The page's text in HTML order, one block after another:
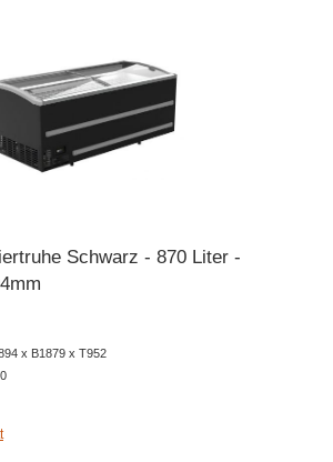
Schwarz - 870 Liter -
x B1879 x T952